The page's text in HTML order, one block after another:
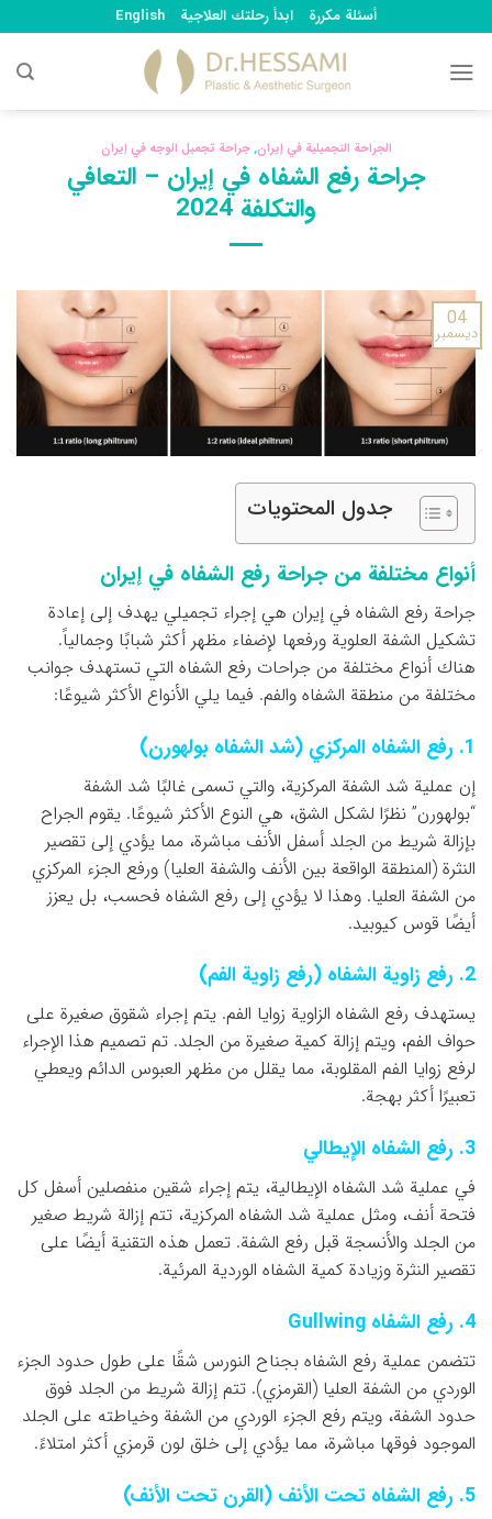
to
content
أسئلة مكررة ابدأ رحلتك العلاجية English
الجراحة التجميلية في إيران,جراحة تجميل الوجه في إيران
جراحة رفع الشفاه في إيران – التعافي
والتكلفة 2024
04
ديسمبر
جدول المحتويات
أنواع مختلفة من جراحة رفع الشفاه في إيران
جراحة رفع الشفاه في إيران هي إجراء تجميلي يهدف إلى إعادة
تشكيل الشفة العلوية ورفعها لإضفاء مظهر أكثر شبابًا وجمالياً.
هناك أنواع مختلفة من جراحات رفع الشفاه التي تستهدف جوانب
مختلفة من منطقة الشفاه والفم. فيما يلي الأنواع الأكثر شيوعًا:
1. رفع الشفاه المركزي (شد الشفاه بولهورن)
إن عملية شد الشفة المركزية، والتي تسمى غالبًا شد الشفة
“بولهورن” نظرًا لشكل الشق، هي النوع الأكثر شيوعًا. يقوم الجراح
بإزالة شريط من الجلد أسفل الأنف مباشرة، مما يؤدي إلى تقصير
النثرة (المنطقة الواقعة بين الأنف والشفة العليا) ورفع الجزء المركزي
من الشفة العليا. وهذا لا يؤدي إلى رفع الشفاه فحسب، بل يعزز
أيضًا قوس كيوبيد.
2. رفع زاوية الشفاه (رفع زاوية الفم)
يستهدف رفع الشفاه الزاوية زوايا الفم. يتم إجراء شقوق صغيرة على
حواف الفم، ويتم إزالة كمية صغيرة من الجلد. تم تصميم هذا الإجراء
لرفع زوايا الفم المقلوبة، مما يقلل من مظهر العبوس الدائم ويعطي
تعبيرًا أكثر بهجة.
3. رفع الشفاه الإيطالي
في عملية شد الشفاه الإيطالية، يتم إجراء شقين منفصلين أسفل كل
فتحة أنف، ومثل عملية شد الشفاه المركزية، تتم إزالة شريط صغير
من الجلد والأنسجة قبل رفع الشفة. تعمل هذه التقنية أيضًا على
تقصير النثرة وزيادة كمية الشفاه الوردية المرئية.
4. رفع الشفاه Gullwing
تتضمن عملية رفع الشفاه بجناح النورس شقًا على طول حدود الجزء
الوردي من الشفة العليا (القرمزي). تتم إزالة شريط من الجلد فوق
حدود الشفة، ويتم رفع الجزء الوردي من الشفة وخياطته على الجلد
الموجود فوقها مباشرة، مما يؤدي إلى خلق لون قرمزي أكثر امتلاءً.
5. رفع الشفاه تحت الأنف (القرن تحت الأنف)